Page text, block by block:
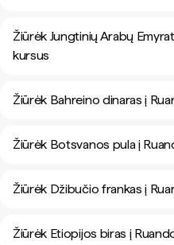
Žiūrėk Jungtinių Arabų
kursus
Žiūrėk Bahreino dinaras į
Žiūrėk Botsvanos pula į
Žiūrėk Džibučio frankas į
Žiūrėk Etiopijos biras į